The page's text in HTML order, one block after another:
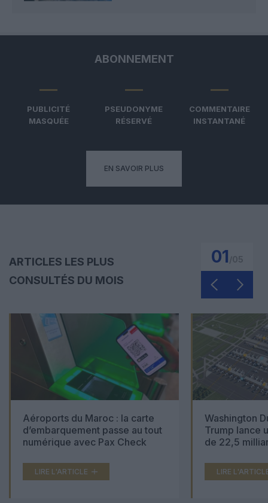
ABONNEMENT
PUBLICITÉ
MASQUÉE
PSEUDONYME
RÉSERVÉ
COMMENTAIRE
INSTANTANÉ
EN SAVOIR PLUS
ARTICLES LES PLUS
CONSULTÉS DU MOIS
01
Aéroports du Maroc : la carte
d’embarquement passe au tout
numérique avec Pax Check
LIRE L'ARTICLE
Washington
Trump lance
de 22,5
LIRE